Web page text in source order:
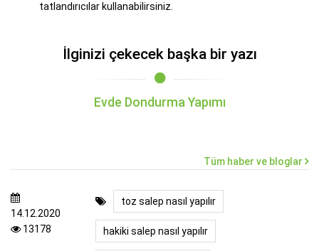
tatlandırıcılar kullanabilirsiniz.
İlginizi çekecek başka bir yazı
Evde Dondurma Yapımı
Tüm haber ve bloglar
14.12.2020
13178
toz salep nasıl yapılır
hakiki salep nasıl yapılır